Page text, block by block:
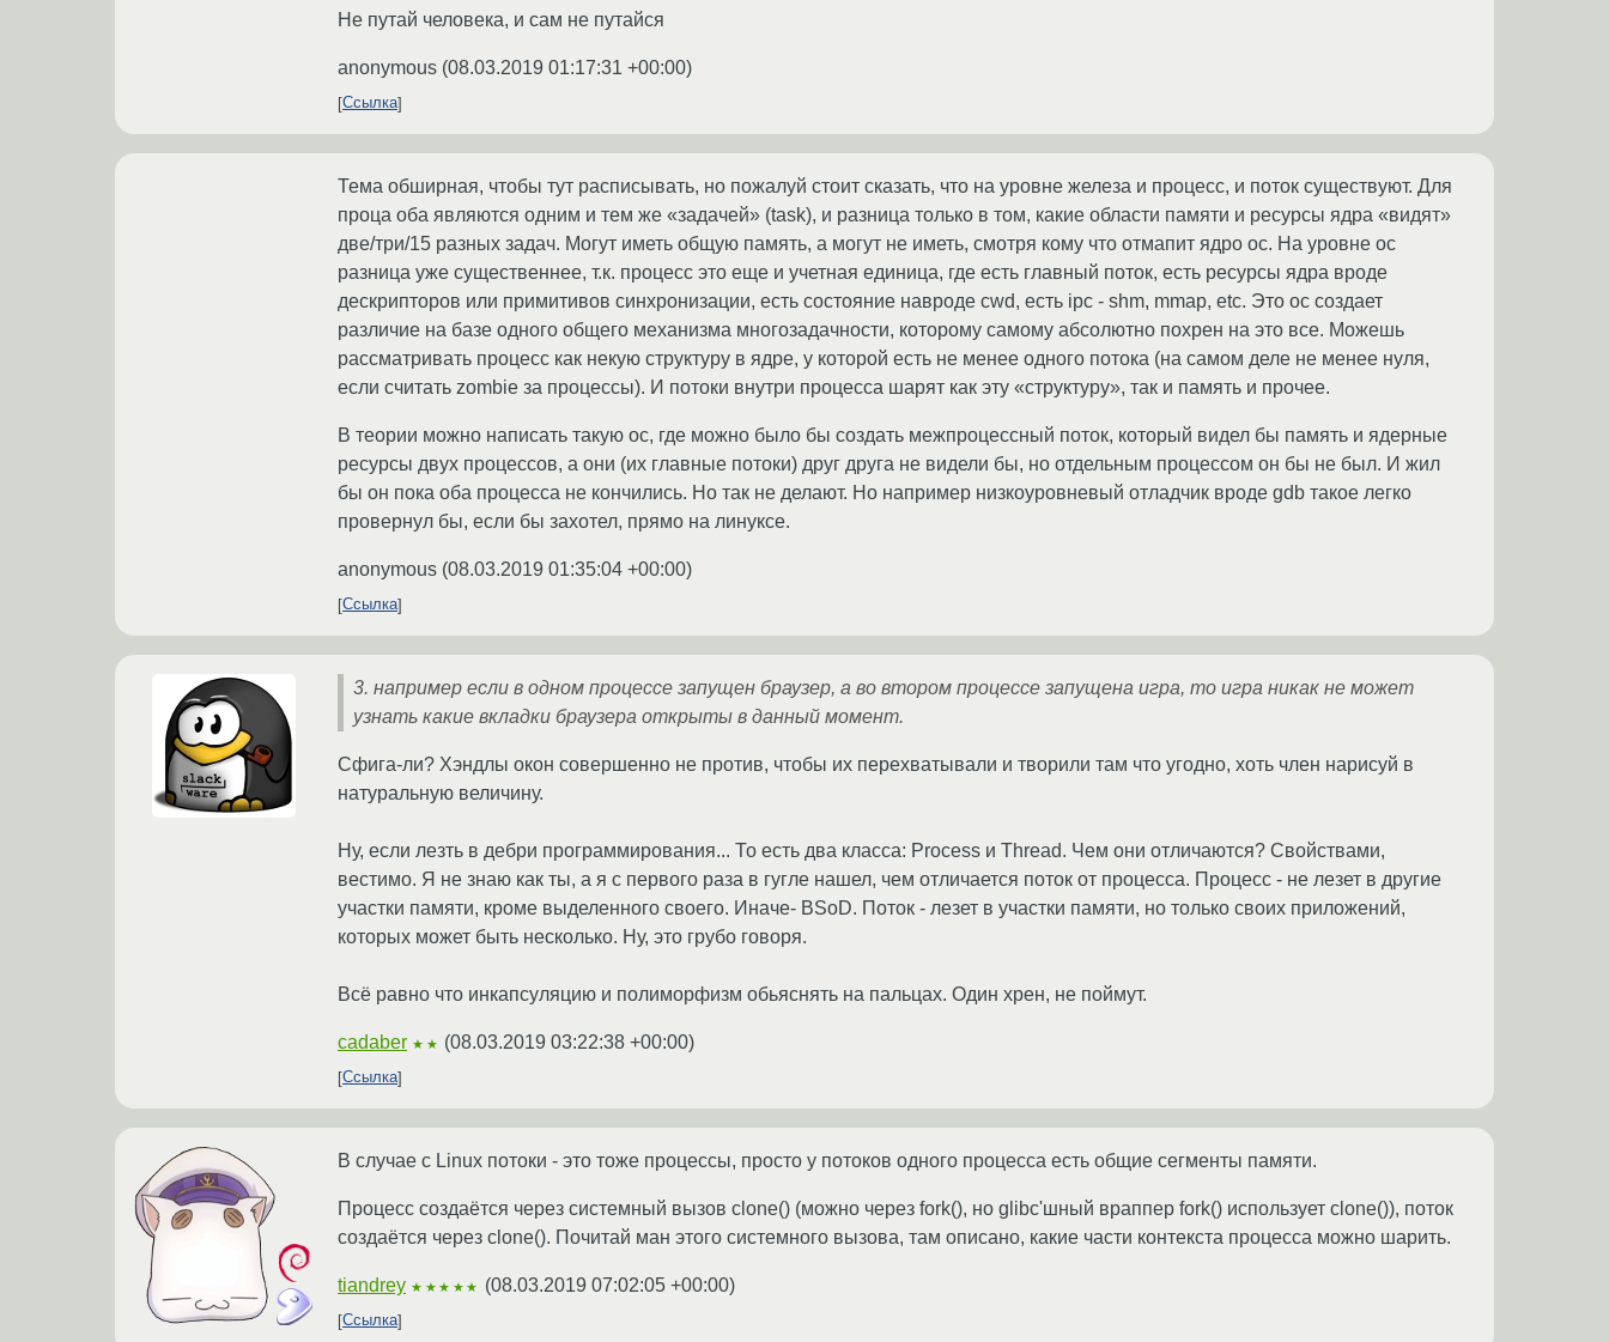
Не путай человека, и сам не путайся
anonymous (08.03.2019 01:17:31 +00:00)
Ссылка
Тема обширная, чтобы тут расписывать, но пожалуй стоит сказать, что на уровне железа и процесс, и поток существуют. Для
проца оба являются одним и тем же «задачей» (task), и разница только в том, какие области памяти и ресурсы ядра «видят»
две/три/15 разных задач. Могут иметь общую память, а могут не иметь, смотря кому что отмапит ядро ос. На уровне ос
разница уже существеннее, т.к. процесс это еще и учетная единица, где есть главный поток, есть ресурсы ядра вроде
дескрипторов или примитивов синхронизации, есть состояние навроде cwd, есть ipc - shm, mmap, etc. Это ос создает
различие на базе одного общего механизма многозадачности, которому самому абсолютно похрен на это все. Можешь
рассматривать процесс как некую структуру в ядре, у которой есть не менее одного потока (на самом деле не менее нуля,
если считать zombie за процессы). И потоки внутри процесса шарят как эту «структуру», так и память и прочее.
В теории можно написать такую ос, где можно было бы создать межпроцессный поток, который видел бы память и ядерные
ресурсы двух процессов, а они (их главные потоки) друг друга не видели бы, но отдельным процессом он бы не был. И жил
бы он пока оба процесса не кончились. Но так не делают. Но например низкоуровневый отладчик вроде gdb такое легко
провернул бы, если бы захотел, прямо на линуксе.
anonymous (08.03.2019 01:35:04 +00:00)
Ссылка
3. например если в одном процессе запущен браузер, а во втором процессе запущена игра, то игра никак не может
узнать какие вкладки браузера открыты в данный момент.
Сфига-ли? Хэндлы окон совершенно не против, чтобы их перехватывали и творили там что угодно, хоть член нарисуй в
натуральную величину.
Ну, если лезть в дебри программирования... То есть два класса: Process и Thread. Чем они отличаются? Свойствами,
вестимо. Я не знаю как ты, а я с первого раза в гугле нашел, чем отличается поток от процесса. Процесс - не лезет в другие
участки памяти, кроме выделенного своего. Иначе- BSoD. Поток - лезет в участки памяти, но только своих приложений,
которых может быть несколько. Ну, это грубо говоря.
Всё равно что инкапсуляцию и полиморфизм обьяснять на пальцах. Один хрен, не поймут.
cadaber ★★ (08.03.2019 03:22:38 +00:00)
Ссылка
В случае с Linux потоки - это тоже процессы, просто у потоков одного процесса есть общие сегменты памяти.
Процесс создаётся через системный вызов clone() (можно через fork(), но glibc'шный враппер fork() использует clone()), поток
создаётся через clone(). Почитай ман этого системного вызова, там описано, какие части контекста процесса можно шарить.
tiandrey ★★★★★ (08.03.2019 07:02:05 +00:00)
Ссылка